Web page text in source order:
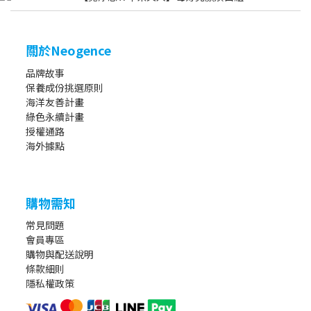
關於Neogence
品牌故事
保養成份挑選原則
海洋友善計畫
綠色永續計畫
授權通路
海外據點
購物需知
常見問題
會員專區
購物與配送說明
條款細則
隱私權政策